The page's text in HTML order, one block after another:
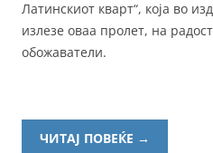
Латинскиот кварт“, која во
излезе оваа пролет, на
обожаватели.
ЧИТАЈ ПОВЕЌЕ →